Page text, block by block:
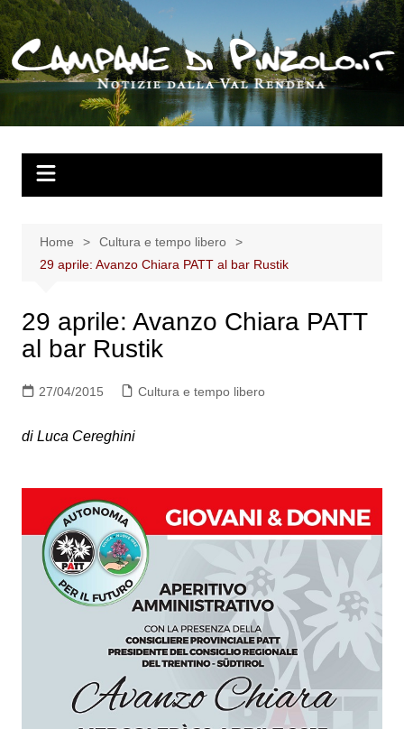
Salta
al
contenuto
Home
Cultura e tempo libero
29 aprile: Avanzo Chiara PATT al bar Rustik
29 aprile: Avanzo Chiara PATT
al bar Rustik
27/04/2015 Cultura e tempo libero
di Luca Cereghini